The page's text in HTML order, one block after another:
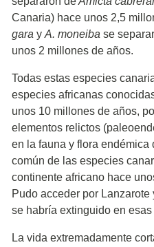
Canaria) hace unos 2,5
gara y A. moneiba se
unos 2 millones de años.
Todas estas especies
especies africanas
unos 10 millones de años,
elementos relictos
en la fauna y flora endémica
común de las especies
continente africano hace
Pudo acceder por
se habría extinguido en
La vida extremadamente